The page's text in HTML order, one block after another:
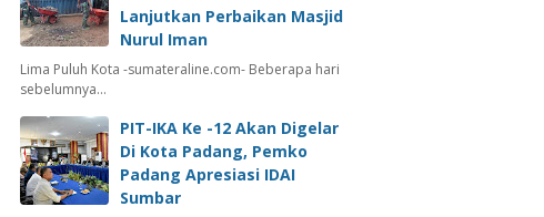
Lanjutkan Perbaikan Masjid
Nurul Iman
Lima Puluh Kota -sumateraline.com- Beberapa hari
sebelumnya…
PIT-IKA Ke -12 Akan Digelar
Di Kota Padang, Pemko
Padang Apresiasi IDAI
Sumbar